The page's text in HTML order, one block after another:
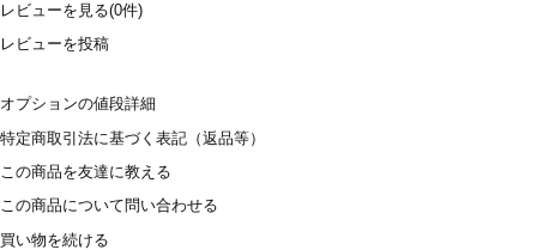
レビューを見る(0件)
レビューを投稿
オプションの値段詳細
特定商取引法に基づく表記（返品等）
この商品を友達に教える
この商品について問い合わせる
買い物を続ける